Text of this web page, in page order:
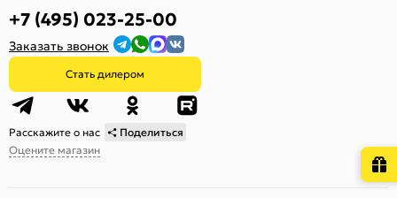
+7 (495) 023-25-00
Заказать звонок
Стать дилером
Расскажите о нас
Поделиться
Оцените магазин